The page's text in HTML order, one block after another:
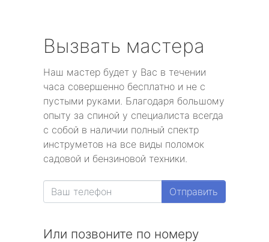
Вызвать мастера
Наш мастер будет у Вас в течении
часа совершенно бесплатно и не с
пустыми руками. Благодаря большому
опыту за спиной у специалиста всегда
с собой в наличии полный спектр
инструметов на все виды поломок
садовой и бензиновой техники.
Отправить
Или позвоните по номеру